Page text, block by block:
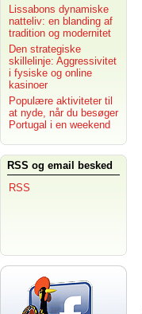
Lissabons dynamiske
natteliv: en blanding af
tradition og modernitet
Den strategiske
skillelinje: Aggressivitet
i fysiske og online
kasinoer
Populære aktiviteter til
at nyde, når du besøger
Portugal i en weekend
RSS og email besked
RSS